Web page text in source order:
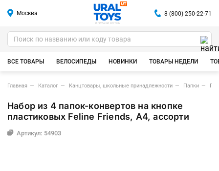
Москва
ИГРУШКИ ОПТОМ
8 (800) 250-22-71
ВСЕ ТОВАРЫ ВЕЛОСИПЕДЫ НОВИНКИ ТОВАРЫ НЕДЕЛИ
Главная Каталог Канцтовары, школьные принадлежности Папки
Набор из 4 папок-конвертов на кнопке
пластиковых Feline Friends, A4, ассорти
Артикул: 54903